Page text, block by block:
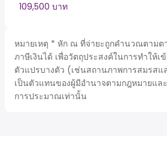
109,500 บาท
หมายเหตุ * หัก ณ ที่จ่ายะถูกคำนวณตามต
ภาษีเงินได้ เพื่อวัตถุประสงค์ในการทำให้
ตัวแปรบางตัว (เช่นสถานภาพการสมรสแ
เป็นตัวแทนของผู้มีอำนาจตามกฎหมายแล
การประมาณเท่านั้น